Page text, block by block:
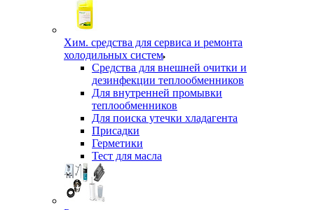
Хим. средства для сервиса и ремонта
холодильных систем
Средства для внешней очитки и
дезинфекции теплообменников
Для внутренней промывки
теплообменников
Для поиска утечки хладагента
Присадки
Герметики
Тест для масла